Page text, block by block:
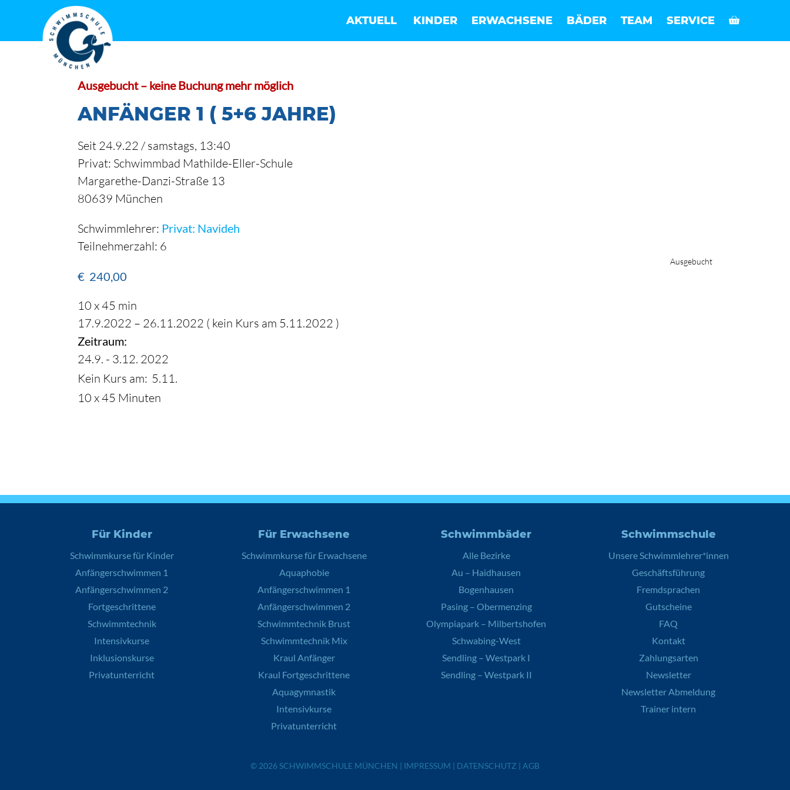
springen
AKTUELL KINDER ERWACHSENE BÄDER TEAM SERVICE
Ausgebucht – keine Buchung mehr möglich
ANFÄNGER 1 ( 5+6 JAHRE)
Seit 24.9.22 / samstags, 13:40
Privat: Schwimmbad Mathilde-Eller-Schule
Margarethe-Danzi-Straße 13
80639 München
Schwimmlehrer: Privat: Navideh
Teilnehmerzahl: 6
Ausgebucht
€ 240,00
10 x 45 min
17.9.2022 – 26.11.2022 ( kein Kurs am 5.11.2022 )
Zeitraum:
24.9. - 3.12. 2022
Kein Kurs am: 5.11.
10 x 45 Minuten
Für Kinder
Schwimmkurse für Kinder
Anfängerschwimmen 1
Anfängerschwimmen 2
Fortgeschrittene
Schwimmtechnik
Intensivkurse
Inklusionskurse
Privatunterricht
Für Erwachsene
Schwimmkurse für Erwachsene
Aquaphobie
Anfängerschwimmen 1
Anfängerschwimmen 2
Schwimmtechnik Brust
Schwimmtechnik Mix
Kraul Anfänger
Kraul Fortgeschrittene
Aquagymnastik
Intensivkurse
Privatunterricht
Schwimmbäder
Alle Bezirke
Au – Haidhausen
Bogenhausen
Pasing – Obermenzing
Olympiapark – Milbertshofen
Schwabing-West
Sendling – Westpark I
Sendling – Westpark II
Schwimmschule
Unsere Schwimmlehrer*innen
Geschäftsführung
Fremdsprachen
Gutscheine
FAQ
Kontakt
Zahlungsarten
Newsletter
Newsletter Abmeldung
Trainer intern
© 2026 SCHWIMMSCHULE MÜNCHEN | IMPRESSUM | DATENSCHUTZ | AGB